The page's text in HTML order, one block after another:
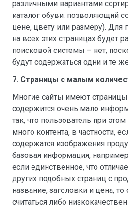
различными вариантами
каталог обуви, позволяющий
цене, цвету или размеру). Для
на всех этих страницах будет
поисковой системы – нет,
будут содержаться одни и те
7. Страницы с малым
Многие сайты имеют
содержится очень мало
так, что пользователь при
много контента, в частности,
содержатся изображения
базовая информация,
если единственное, что
других подобных страниц с
название, заголовки и цена, то
считаться либо